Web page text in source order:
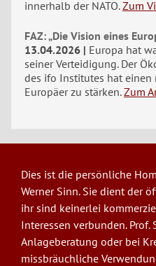
innerhalb der NATO. Zum
FAZ: „Die Vision eines
13.04.2026
Europa hat
seiner Verteidigung. Der
des ifo Institutes hat einen
Europäer zu stärken. Zum
Dies ist die persönliche
Werner Sinn. Sie dient der
ihr sind keinerlei
Interessen verbunden.
Anlageberatung oder bei
missbräuchliche